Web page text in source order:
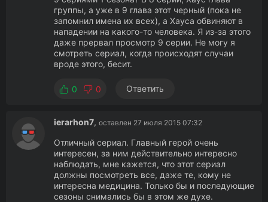
группы, а уже в 9 глава этот черный (пока не
запомнил имена их всех), а Хауса обвиняют в
нападении на какого-то человека. Я из-за этого
даже прервал просмотр 9 серии. Не могу я
смотреть сериал, когда происходят случаи
вроде этого, бесит.
0 0 Ответить
ierarhon7, оставлен 27 июля 2015 07:32
Отличный сериал. Главный герой очень
интересен, за ним действительно интересно
наблюдать, мне кажется, что этот сериал
должны посмотреть все, даже те, кому не
интересна медицина. Только бы и последующие
сезоны снимались бы в этом же духе.